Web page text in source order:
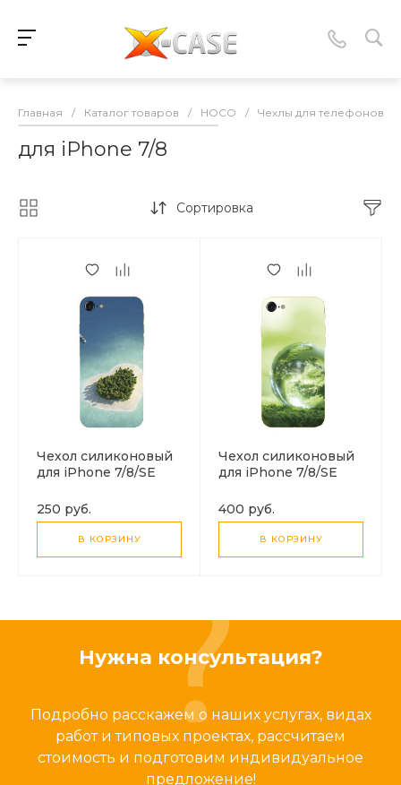
Главная / Каталог товаров / HOCO / Чехлы для телефонов
для iPhone 7/8
Сортировка
Чехол силиконовый
для iPhone 7/8/SE
дизайном остров
250 руб.
В КОРЗИНУ
Чехол силиконовый
для iPhone 7/8/SE
дизайном зеленый
шар
400 руб.
В КОРЗИНУ
Нужна консультация?
Подробно расскажем о наших услугах, видах
работ и типовых проектах, рассчитаем
стоимость и подготовим индивидуальное
предложение!